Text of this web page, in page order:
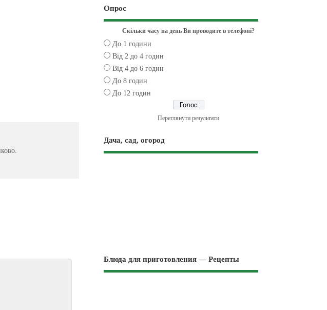
Опрос
Скільки часу на день Ви проводите в телефоні?
До 1 години
Від 2 до 4 годин
Від 4 до 6 годин
До 8 годин
До 12 годин
Переглянути результати
Дача, сад, огород
Блюда для приготовления — Рецепты